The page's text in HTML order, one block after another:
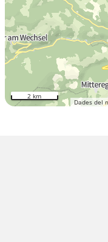
Dades del
2 km